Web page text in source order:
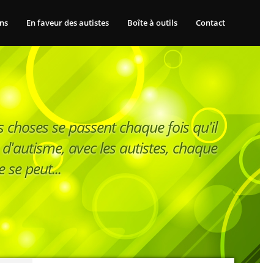
En faveur des autistes Boîte à outils Contact
choses se passent chaque fois qu'il
avec les autistes, chaque
se peut...